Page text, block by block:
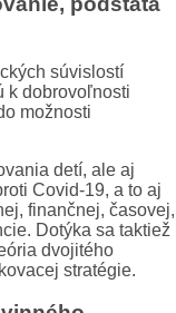
súvislostí
k dobrovoľnosti
možnosti
detí, ale aj
Covid-19, a to aj
finančnej, časovej,
Dotýka sa taktiež
dvojitého
stratégie.